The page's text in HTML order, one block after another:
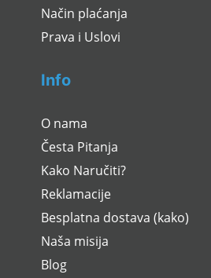
Način plaćanja
Prava i Uslovi
Info
O nama
Česta Pitanja
Kako Naručiti?
Reklamacije
Besplatna dostava (kako)
Naša misija
Blog